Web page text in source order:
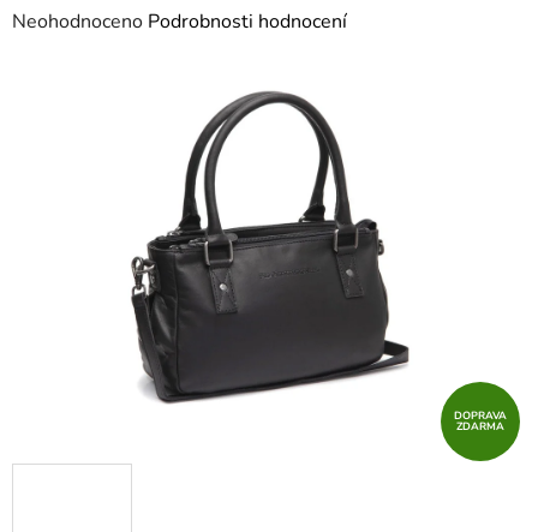
Průměrné
Neohodnoceno Podrobnosti hodnocení
DOPRAVA
ZDARMA